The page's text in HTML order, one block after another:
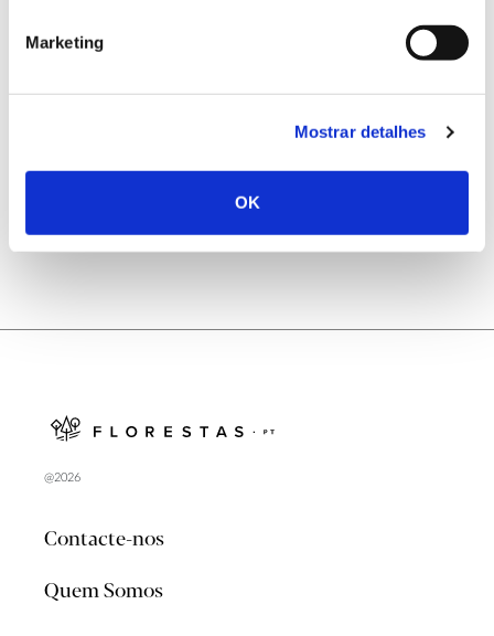
Marketing
Mostrar detalhes
OK
Natureza e florestas procuram jovens voluntários
@2026
Contacte-nos
Quem Somos